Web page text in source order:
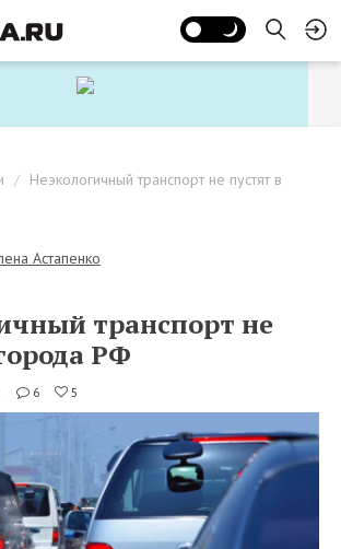
Неэкологичный транспорт не пустят в
Астапенко
транспорт не
РФ
6 5